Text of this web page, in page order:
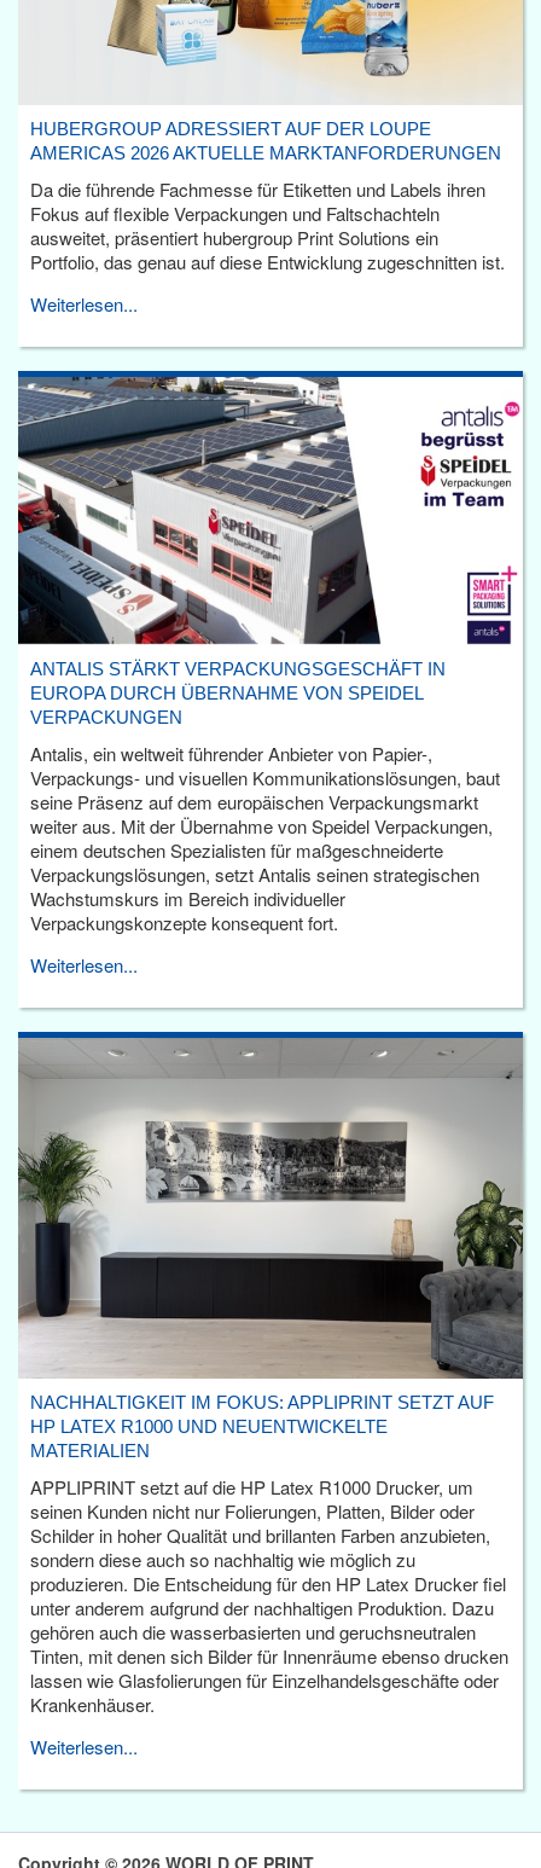
HUBERGROUP ADRESSIERT AUF DER LOUPE
AMERICAS 2026 AKTUELLE MARKTANFORDERUNGEN
Da die führende Fachmesse für Etiketten und Labels ihren
Fokus auf flexible Verpackungen und Faltschachteln
ausweitet, präsentiert hubergroup Print Solutions ein
Portfolio, das genau auf diese Entwicklung zugeschnitten ist.
Weiterlesen...
ANTALIS STÄRKT VERPACKUNGSGESCHÄFT IN
EUROPA DURCH ÜBERNAHME VON SPEIDEL
VERPACKUNGEN
Antalis, ein weltweit führender Anbieter von Papier-,
Verpackungs- und visuellen Kommunikationslösungen, baut
seine Präsenz auf dem europäischen Verpackungsmarkt
weiter aus. Mit der Übernahme von Speidel Verpackungen,
einem deutschen Spezialisten für maßgeschneiderte
Verpackungslösungen, setzt Antalis seinen strategischen
Wachstumskurs im Bereich individueller
Verpackungskonzepte konsequent fort.
Weiterlesen...
NACHHALTIGKEIT IM FOKUS: APPLIPRINT SETZT AUF
HP LATEX R1000 UND NEUENTWICKELTE
MATERIALIEN
APPLIPRINT setzt auf die HP Latex R1000 Drucker, um
seinen Kunden nicht nur Folierungen, Platten, Bilder oder
Schilder in hoher Qualität und brillanten Farben anzubieten,
sondern diese auch so nachhaltig wie möglich zu
produzieren. Die Entscheidung für den HP Latex Drucker fiel
unter anderem aufgrund der nachhaltigen Produktion. Dazu
gehören auch die wasserbasierten und geruchsneutralen
Tinten, mit denen sich Bilder für Innenräume ebenso drucken
lassen wie Glasfolierungen für Einzelhandelsgeschäfte oder
Krankenhäuser.
Weiterlesen...